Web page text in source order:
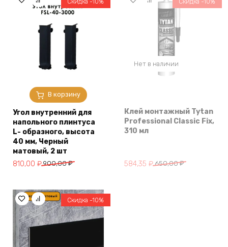
В корзину
Угол внутренний для
напольного плинтуса
L- образного, высота
40 мм, Черный
матовый, 2 шт
900,00₽
Первоначальная
900,00 ₽.
810,00 ₽
Текущая
Нет в наличии
Клей монтажный Tytan
Professional Classic Fix,
310 мл
650,00₽
Первоначальная
584,35 ₽
Текущая
Скидка -10%